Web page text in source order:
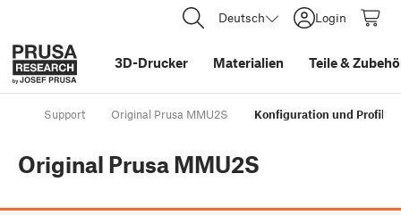
Deutsch Login
3D-Drucker Materialien Teile&
Support Original Prusa MMU2S Konfiguration und Profile
Original Prusa MMU2S